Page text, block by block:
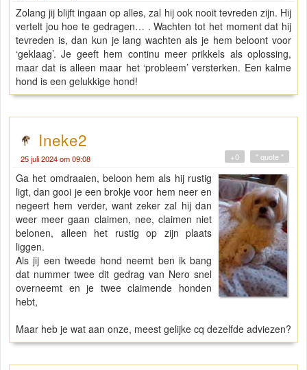
Zolang jij blijft ingaan op alles, zal hij ook nooit tevreden zijn. Hij
vertelt jou hoe te gedragen… . Wachten tot het moment dat hij
tevreden is, dan kun je lang wachten als je hem beloont voor
‘geklaag’. Je geeft hem continu meer prikkels als oplossing,
maar dat is alleen maar het ‘probleem’ versterken. Een kalme
hond is een gelukkige hond!
Ineke2
25 juli 2024 om 09:08 " quote "
+0
Ga het omdraaien, beloon hem als hij rustig
ligt, dan gooi je een brokje voor hem neer en
negeert hem verder, want zeker zal hij dan
weer meer gaan claimen, nee, claimen niet
belonen, alleen het rustig op zijn plaats
liggen.
Als jij een tweede hond neemt ben ik bang
dat nummer twee dit gedrag van Nero snel
overneemt en je twee claimende honden
hebt,
Maar heb je wat aan onze, meest gelijke cq dezelfde adviezen?